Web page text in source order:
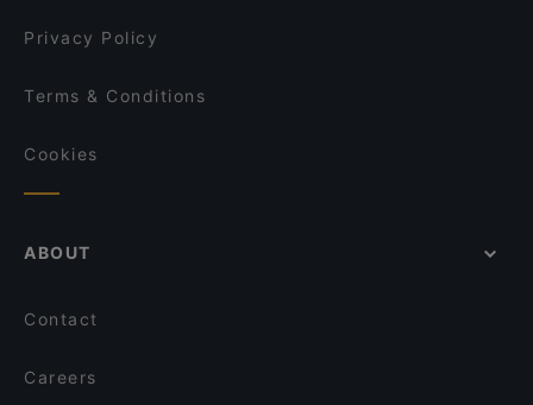
Ståhlberg Tampella
Privacy Policy
Terms & Conditions
Cookies
ABOUT
Contact
Careers